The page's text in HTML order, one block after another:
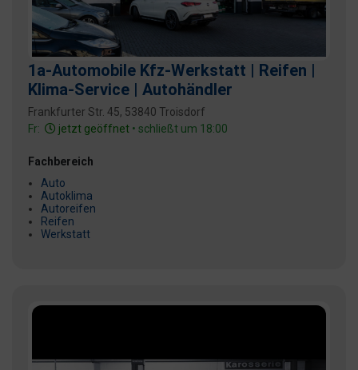
1a-Automobile Kfz-Werkstatt | Reifen |
Klima-Service | Autohändler
Frankfurter Str. 45, 53840 Troisdorf
Fr:
jetzt geöffnet • schließt um 18:00
Fachbereich
Auto
Autoklima
Autoreifen
Reifen
Werkstatt